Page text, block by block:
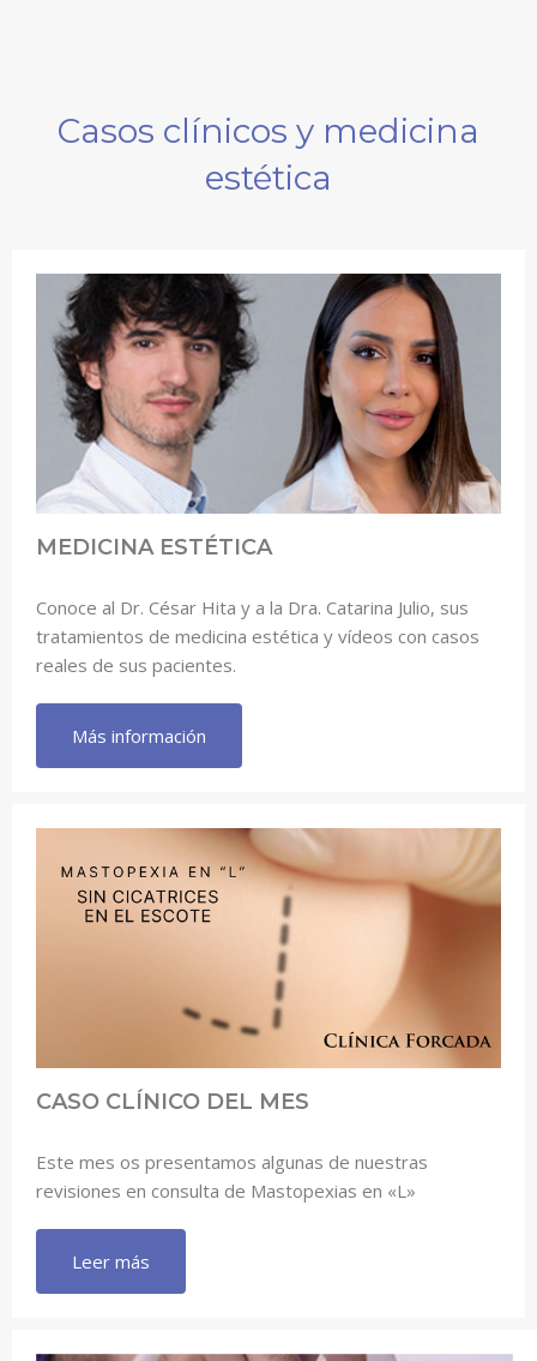
Casos clínicos y medicina
estética
MEDICINA ESTÉTICA
Conoce al Dr. César Hita y a la Dra. Catarina Julio, sus
tratamientos de medicina estética y vídeos con casos
reales de sus pacientes.
Más información
CASO CLÍNICO DEL MES
Este mes os presentamos algunas de nuestras
revisiones en consulta de Mastopexias en «L»
Leer más